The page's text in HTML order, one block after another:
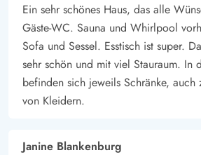
Ein sehr schönes Haus, das alle
Gäste-WC. Sauna und Whirlpool
Sofa und Sessel. Esstisch ist super.
sehr schön und mit viel Stauraum. In
befinden sich jeweils Schränke, auch
von Kleidern.
Janine Blankenburg